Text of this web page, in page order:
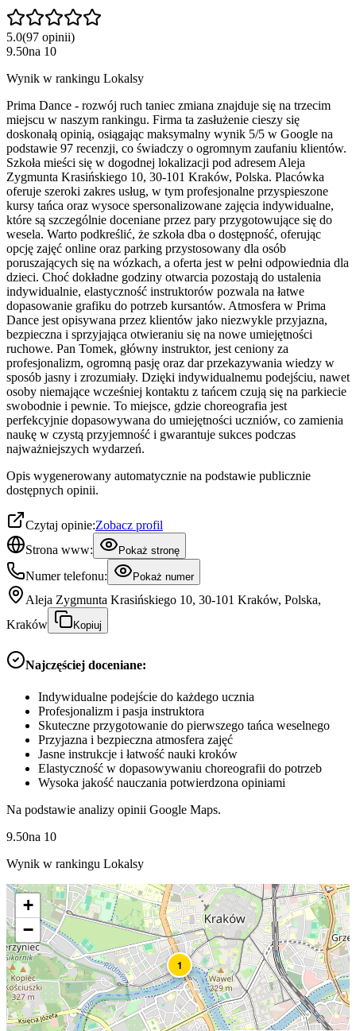
5.0(97 opinii)
9.50na 10
Wynik w rankingu Lokalsy
Prima Dance - rozwój ruch taniec zmiana znajduje się na trzecim
miejscu w naszym rankingu. Firma ta zasłużenie cieszy się
doskonałą opinią, osiągając maksymalny wynik 5/5 w Google na
podstawie 97 recenzji, co świadczy o ogromnym zaufaniu klientów.
Szkoła mieści się w dogodnej lokalizacji pod adresem Aleja
Zygmunta Krasińskiego 10, 30-101 Kraków, Polska. Placówka
oferuje szeroki zakres usług, w tym profesjonalne przyspieszone
kursy tańca oraz wysoce spersonalizowane zajęcia indywidualne,
które są szczególnie doceniane przez pary przygotowujące się do
wesela. Warto podkreślić, że szkoła dba o dostępność, oferując
opcję zajęć online oraz parking przystosowany dla osób
poruszających się na wózkach, a oferta jest w pełni odpowiednia dla
dzieci. Choć dokładne godziny otwarcia pozostają do ustalenia
indywidualnie, elastyczność instruktorów pozwala na łatwe
dopasowanie grafiku do potrzeb kursantów. Atmosfera w Prima
Dance jest opisywana przez klientów jako niezwykle przyjazna,
bezpieczna i sprzyjająca otwieraniu się na nowe umiejętności
ruchowe. Pan Tomek, główny instruktor, jest ceniony za
profesjonalizm, ogromną pasję oraz dar przekazywania wiedzy w
sposób jasny i zrozumiały. Dzięki indywidualnemu podejściu, nawet
osoby niemające wcześniej kontaktu z tańcem czują się na parkiecie
swobodnie i pewnie. To miejsce, gdzie choreografia jest
perfekcyjnie dopasowywana do umiejętności uczniów, co zamienia
naukę w czystą przyjemność i gwarantuje sukces podczas
najważniejszych wydarzeń.
Opis wygenerowany automatycznie na podstawie publicznie
dostępnych opinii.
Czytaj opinie:Zobacz profil
Strona www:
Pokaż stronę
Numer telefonu: Pokaż numer
Aleja Zygmunta Krasińskiego 10, 30-101 Kraków, Polska,
Kraków
Kopiuj
Najczęściej doceniane:
Indywidualne podejście do każdego ucznia
Profesjonalizm i pasja instruktora
Skuteczne przygotowanie do pierwszego tańca weselnego
Przyjazna i bezpieczna atmosfera zajęć
Jasne instrukcje i łatwość nauki kroków
Elastyczność w dopasowywaniu choreografii do potrzeb
Wysoka jakość nauczania potwierdzona opiniami
Na podstawie analizy opinii Google Maps.
9.50na 10
Wynik w rankingu Lokalsy
1
+
−